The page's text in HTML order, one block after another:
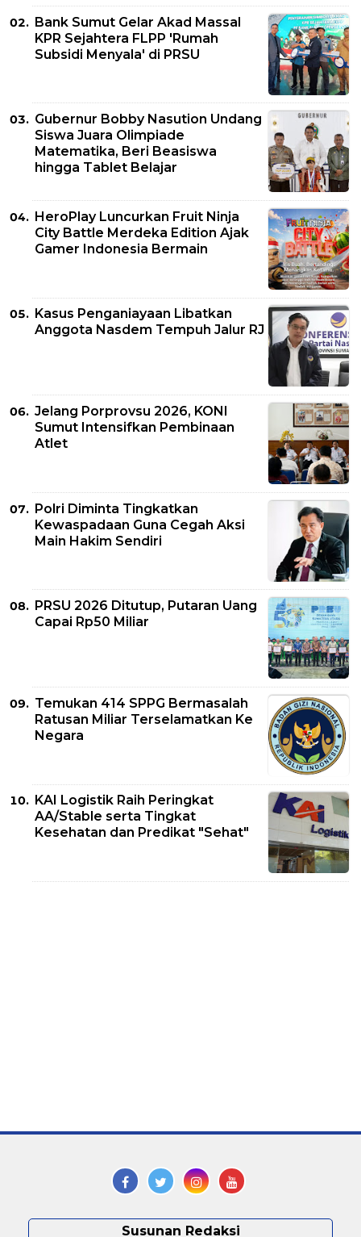
Bank Sumut Gelar Akad Massal
KPR Sejahtera FLPP 'Rumah
Subsidi Menyala' di PRSU
Gubernur Bobby Nasution Undang
Siswa Juara Olimpiade
Matematika, Beri Beasiswa
hingga Tablet Belajar
HeroPlay Luncurkan Fruit Ninja
City Battle Merdeka Edition Ajak
Gamer Indonesia Bermain
Kasus Penganiayaan Libatkan
Anggota Nasdem Tempuh Jalur RJ
Jelang Porprovsu 2026, KONI
Sumut Intensifkan Pembinaan
Atlet
Polri Diminta Tingkatkan
Kewaspadaan Guna Cegah Aksi
Main Hakim Sendiri
PRSU 2026 Ditutup, Putaran Uang
Capai Rp50 Miliar
Temukan 414 SPPG Bermasalah
Ratusan Miliar Terselamatkan Ke
Negara
KAI Logistik Raih Peringkat
AA/Stable serta Tingkat
Kesehatan dan Predikat "Sehat"
Susunan Redaksi